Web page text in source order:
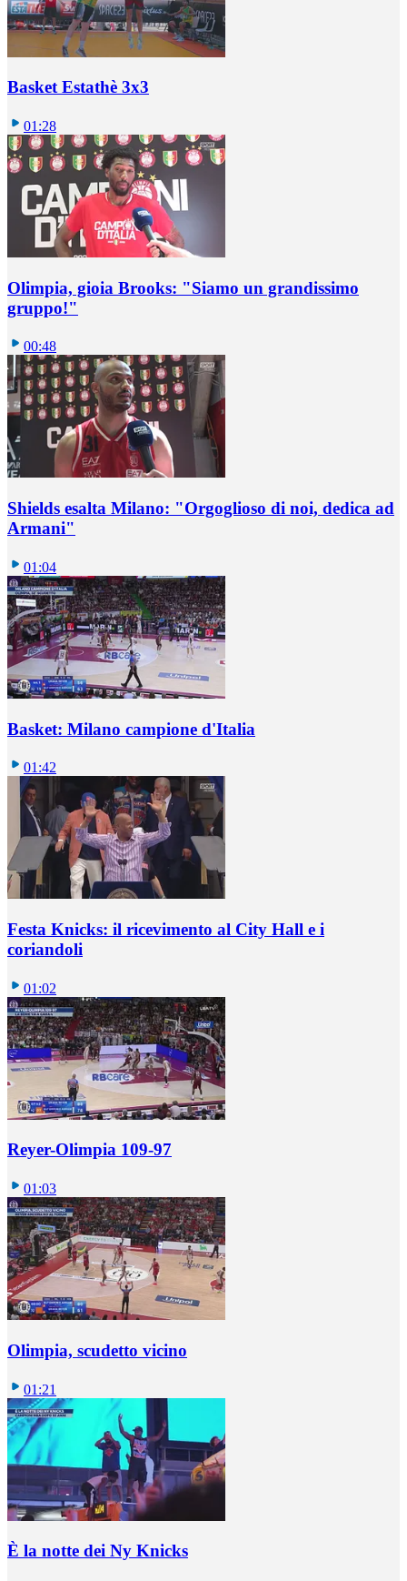
Basket Estathè 3x3
01:28
Olimpia, gioia Brooks: "Siamo un grandissimo
gruppo!"
00:48
Shields esalta Milano: "Orgoglioso di noi, dedica ad
Armani"
01:04
Basket: Milano campione d'Italia
01:42
Festa Knicks: il ricevimento al City Hall e i
coriandoli
01:02
Reyer-Olimpia 109-97
01:03
Olimpia, scudetto vicino
01:21
È la notte dei Ny Knicks